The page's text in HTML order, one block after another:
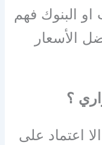
او البنوك فهم
الأسعار
؟
اعتماد على